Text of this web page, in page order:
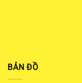
BẢN ĐỒ